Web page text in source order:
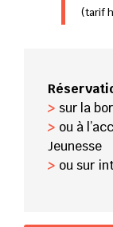
(tarif
> sur la
> ou à
Jeunesse
> ou sur